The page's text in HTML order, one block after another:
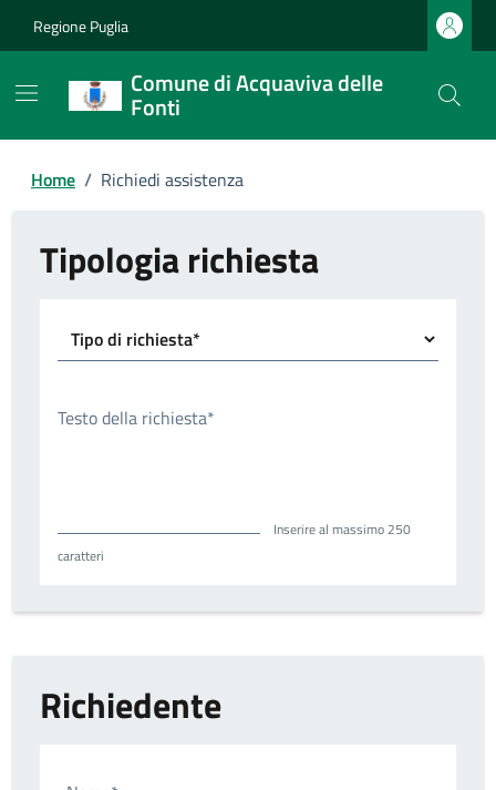
Regione Puglia
Comune di Acquaviva delle
Fonti
Home / Richiedi assistenza
Tipologia richiesta
Testo della richiesta*
Inserire al massimo 250
caratteri
Richiedente